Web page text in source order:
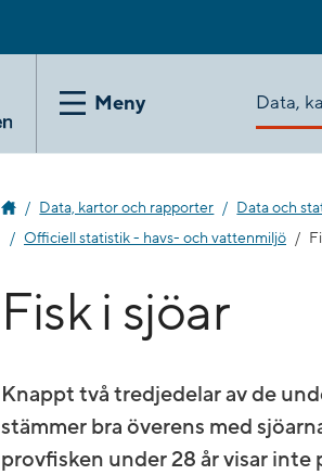
Meny Data,
Data, kartor och rapporter Data och
Officiell statistik - havs- och vattenmiljö
Fisk i sjöar
Knappt två tredjedelar av de
stämmer bra överens med
provfisken under 28 år visar inte